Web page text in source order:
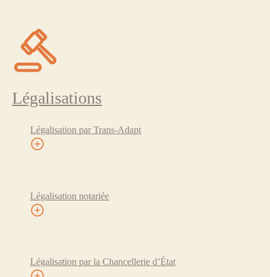
Légalisations
Légalisation par Trans-Adapt
Légalisation notariée
Légalisation par la Chancellerie d’État